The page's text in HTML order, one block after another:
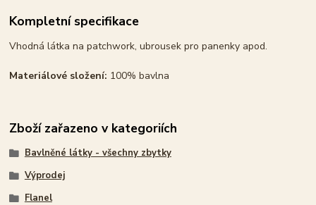
Kompletní specifikace
Vhodná látka na patchwork, ubrousek pro panenky apod.
Materiálové složení: 100% bavlna
Zboží zařazeno v kategoriích
Bavlněné látky - všechny zbytky
Výprodej
Flanel